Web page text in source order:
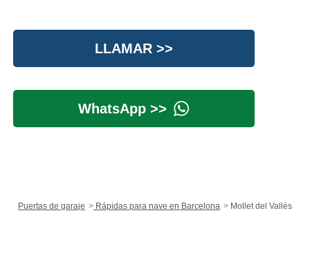
LLAMAR >>
WhatsApp >>
Puertas de garaje Rápidas para nave en Barcelona Mollet del Vallès